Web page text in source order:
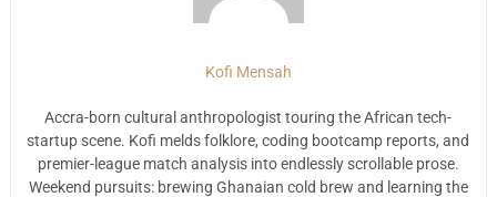
Kofi Mensah
Accra-born cultural anthropologist touring the African tech-
startup scene. Kofi melds folklore, coding bootcamp reports, and
premier-league match analysis into endlessly scrollable prose.
Weekend pursuits: brewing Ghanaian cold brew and learning the